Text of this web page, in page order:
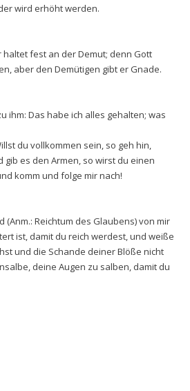
wird erhöht werden.
fest an der Demut; denn Gott
aber den Demütigen gibt er Gnade.
ihm: Das habe ich alles gehalten; was
du vollkommen sein, so geh hin,
es den Armen, so wirst du einen
komm und folge mir nach!
(Anm.: Reichtum des Glaubens) von mir
ist, damit du reich werdest, und weiße
und die Schande deiner Blöße nicht
deine Augen zu salben, damit du